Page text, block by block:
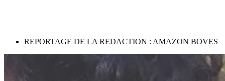
REPORTAGE DE LA REDACTION : AMAZON BOVES